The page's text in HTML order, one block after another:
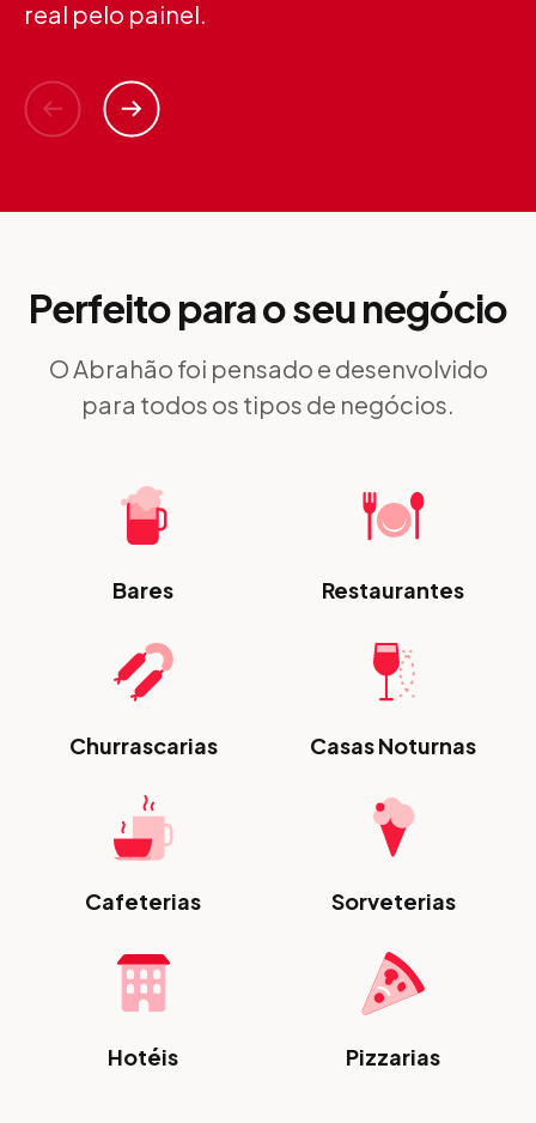
real pelo painel.
Perfeito para o seu negócio
O Abrahão foi pensado e desenvolvido
para todos os tipos de negócios.
Bares Restaurantes
Churrascarias Casas Noturnas
Cafeterias Sorveterias
Hotéis Pizzarias